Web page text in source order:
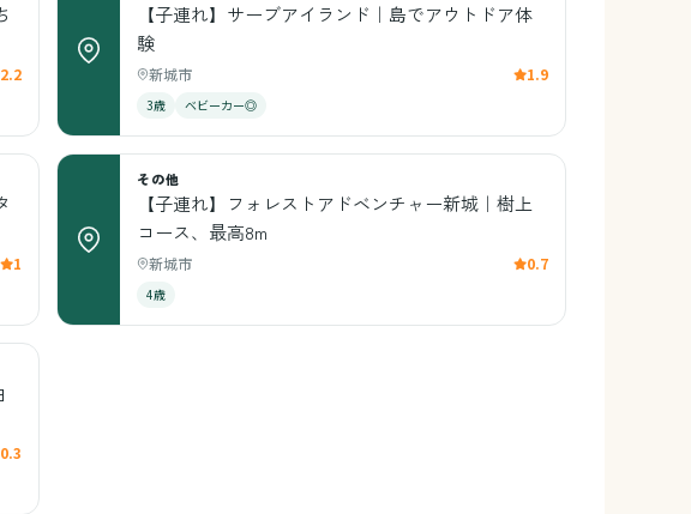
2.2
【子連れ】サーブアイランド｜島でアウトドア体
験
新城市 1.9
3歳 ベビーカー◎
1
その他
【子連れ】フォレストアドベンチャー新城｜樹上
コース、最高8m
新城市 0.7
4歳
0.3